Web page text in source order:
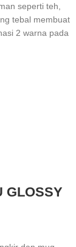
seperti teh,
tebal membuat
2 warna pada
GLOSSY